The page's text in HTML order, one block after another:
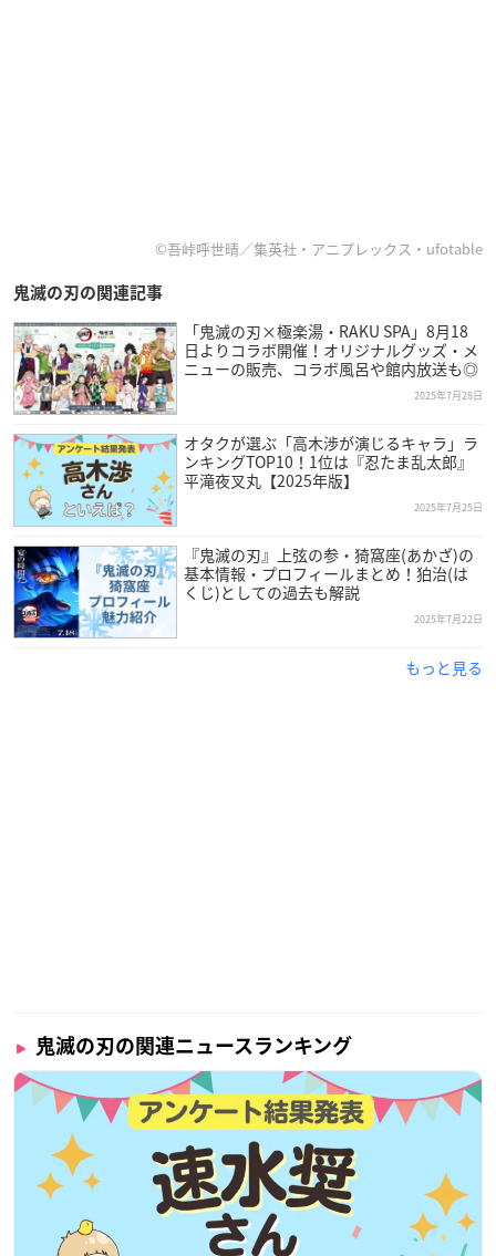
©吾峠呼世晴／集英社・アニプレックス・ufotable
鬼滅の刃の関連記事
「鬼滅の刃×極楽湯・RAKU SPA」8月18
日よりコラボ開催！オリジナルグッズ・メ
ニューの販売、コラボ風呂や館内放送も◎
2025年7月28日
オタクが選ぶ「高木渉が演じるキャラ」ラ
ンキングTOP10！1位は『忍たま乱太郎』
平滝夜叉丸【2025年版】
2025年7月25日
『鬼滅の刃』上弦の参・猗窩座(あかざ)の
基本情報・プロフィールまとめ！狛治(は
くじ)としての過去も解説
2025年7月22日
もっと見る
鬼滅の刃の関連ニュースランキング